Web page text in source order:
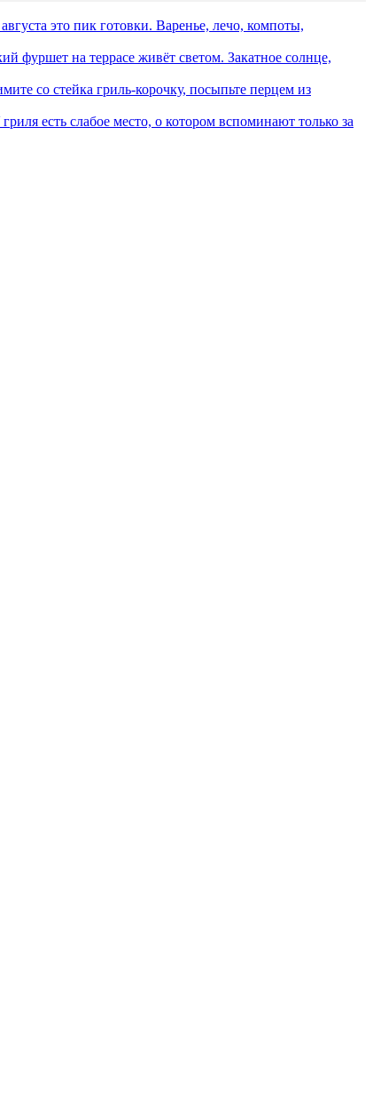
это пик готовки. Варенье, лечо, компоты,
фуршет на террасе живёт светом. Закатное солнце,
со стейка гриль-корочку, посыпьте перцем из
есть слабое место, о котором вспоминают только за